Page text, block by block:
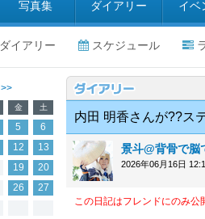
写真集 ダイアリー イベ
ダイアリー スケジュール
>>
金 土
5
6
12
13
19
20
26
27
内田 明香さんが??ス
景斗@背骨で脳
2026年06月16日
この日記はフレンドにのみ公